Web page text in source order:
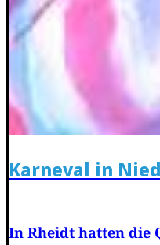
Karneval in
In Rheidt hatten die